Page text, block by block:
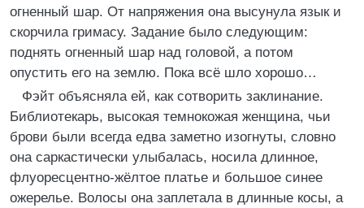
огненный шар. От напряжения она высунула язык и
скорчила гримасу. Задание было следующим:
поднять огненный шар над головой, а потом
опустить его на землю. Пока всё шло хорошо…
Фэйт объясняла ей, как сотворить заклинание.
Библиотекарь, высокая темнокожая женщина, чьи
брови были всегда едва заметно изогнуты, словно
она саркастически улыбалась, носила длинное,
флуоресцентно-жёлтое платье и большое синее
ожерелье. Волосы она заплетала в длинные косы, а